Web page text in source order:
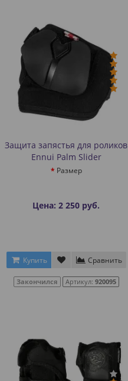
Защита запястья для роликов
Ennui Palm Slider
Размер
Цена: 2 250 руб.
Купить Сравнить
Закончился Артикул: 920095